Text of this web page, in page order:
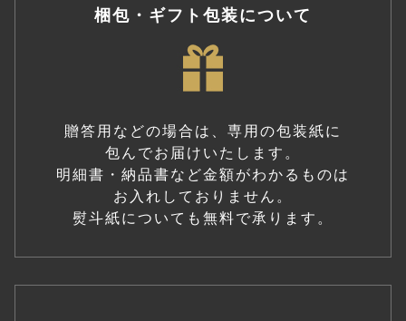
梱包・ギフト包装について
贈答用などの場合は、専用の包装紙に
包んでお届けいたします。
明細書・納品書など金額がわかるものは
お入れしておりません。
熨斗紙についても無料で承ります。